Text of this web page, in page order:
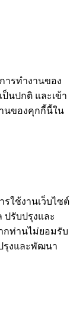
ารทำงานของ
ป็นปกติ และเข้า
นของคุกกี้นี้ใน
ใช้งานเว็บไซต์
ปรับปรุงและ
กท่านไม่ยอมรับ
รุงและพัฒนา